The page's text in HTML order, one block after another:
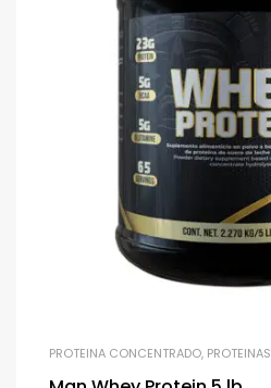
PROTEINA CONCENTRADO, PROTEINAS